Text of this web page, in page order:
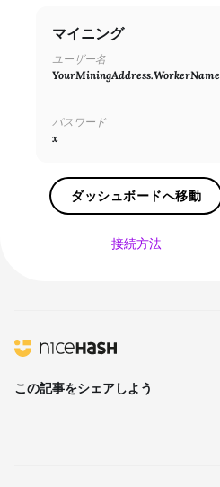
X11
NEOSCRYPT
EQUIHASH
RANDOMXMONERO
EAGLESONG
OCTOPUS
マイニング
ユーザー名
YourMiningAddress.WorkerName
パスワード
x
ダッシュボードへ移動
接続方法
この記事をシェアしよう